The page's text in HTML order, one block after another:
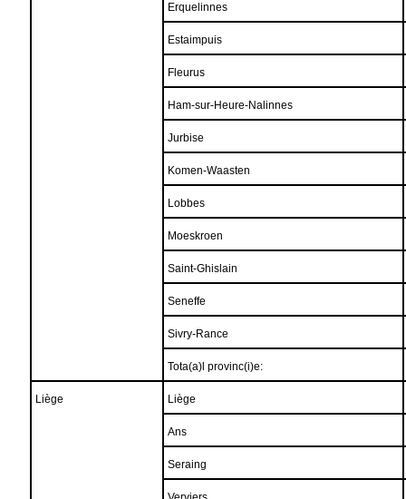
Erquelinnes
Estaimpuis
Fleurus
Ham-sur-Heure-Nalinnes
Jurbise
Komen-Waasten
Lobbes
Moeskroen
Saint-Ghislain
Seneffe
Sivry-Rance
Tota(a)l provinc(i)e:
Liège Liège
Ans
Seraing